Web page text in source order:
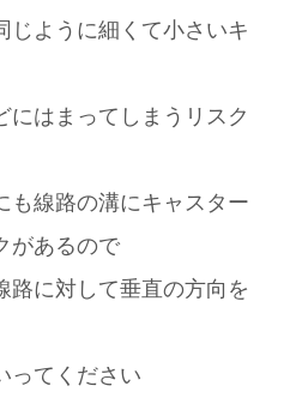
じように細くて小さいキ
にはまってしまうリスク
も線路の溝にキャスター
があるので
路に対して垂直の方向を
ってください